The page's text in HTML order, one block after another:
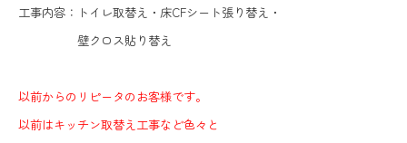
工事内容：トイレ取替え・床CFシート張り替え・
壁クロス貼り替え
以前からのリピータのお客様です。
以前はキッチン取替え工事など色々と